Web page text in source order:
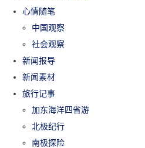
心情随笔
中国观察
社会观察
新闻报导
新闻素材
旅行记事
加东海洋四省游
北极纪行
南极探险